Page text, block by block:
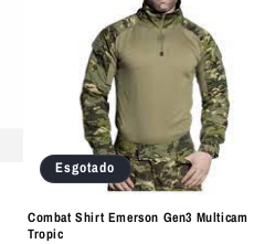
Esgotado
Combat Shirt Emerson Gen3 Multicam
Tropic